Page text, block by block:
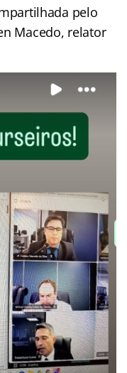
pelo
Macedo, relator